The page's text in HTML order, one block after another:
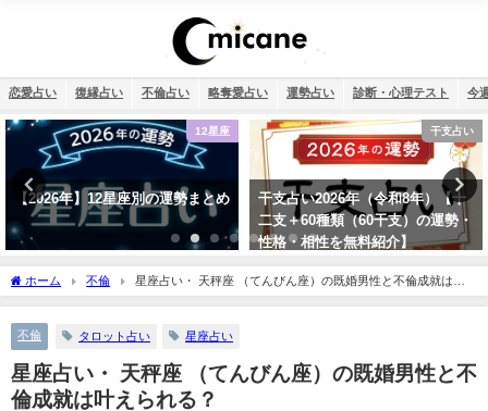
恋愛占い 復縁占い 不倫占い 略奪愛占い 運勢占い 診断・心理テスト 今
12星座
勢まとめ
干支占い
干支占い2026年（令和8年）【十
二支＋60種類（60干支）の運勢・
性格・相性を無料紹介】
タロット占い・彼氏の
配…浮気度診断でチェ
ホーム 不倫
星座占い・ 天秤座 （てんびん座）の既婚男性と不倫成就は叶
えられる？
不倫 タロット占い 星座占い
星座占い・ 天秤座 （てんびん座）の既婚男性と不
倫成就は叶えられる？